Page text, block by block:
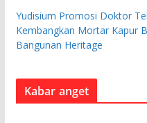
Yudisium Promosi Doktor
Kembangkan Mortar Kapur
Bangunan Heritage
Kabar anget